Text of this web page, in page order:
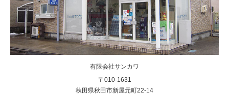
有限会社サンカワ
〒010-1631
秋田県秋田市新屋元町22-14